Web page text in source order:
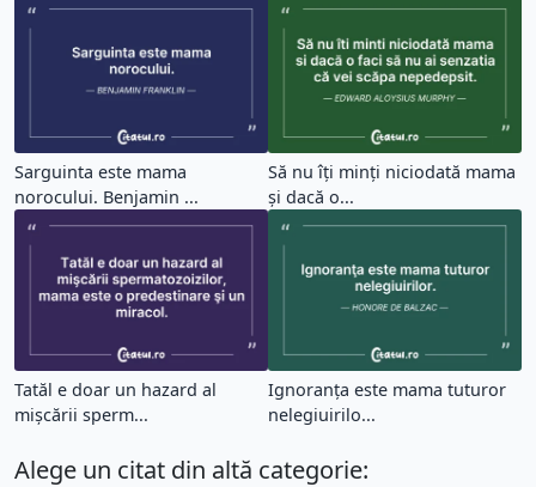
Sarguinta este mama
norocului. Benjamin ...
Să nu îți minți niciodată mama
și dacă o...
Tatăl e doar un hazard al
mişcării sperm...
Ignoranţa este mama tuturor
nelegiuirilo...
Alege un citat din altă categorie: